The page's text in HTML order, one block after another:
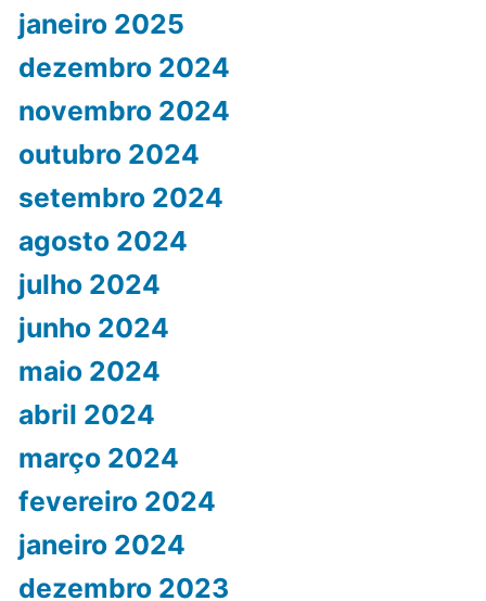
janeiro 2025
dezembro 2024
novembro 2024
outubro 2024
setembro 2024
agosto 2024
julho 2024
junho 2024
maio 2024
abril 2024
março 2024
fevereiro 2024
janeiro 2024
dezembro 2023